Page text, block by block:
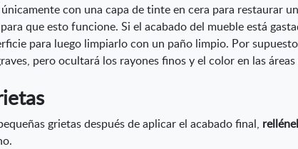
con una capa de tinte en cera para restaurar
que esto funcione. Si el acabado del mueble está
para luego limpiarlo con un paño limpio. Por
pero ocultará los rayones finos y el color en las
grietas después de aplicar el acabado final,